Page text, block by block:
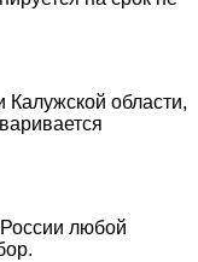
Калужской области,
любой